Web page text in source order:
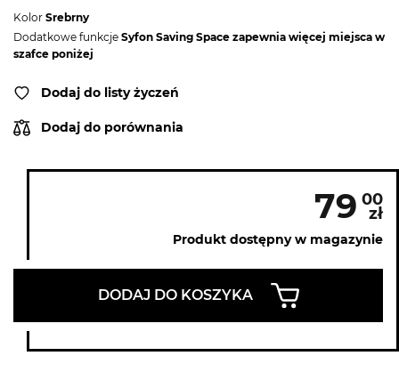
Kolor Srebrny
Dodatkowe funkcje Syfon Saving Space zapewnia więcej miejsca w
szafce poniżej
Dodaj do listy życzeń
Dodaj do porównania
79 00
zł
Produkt dostępny w magazynie
DODAJ DO KOSZYKA